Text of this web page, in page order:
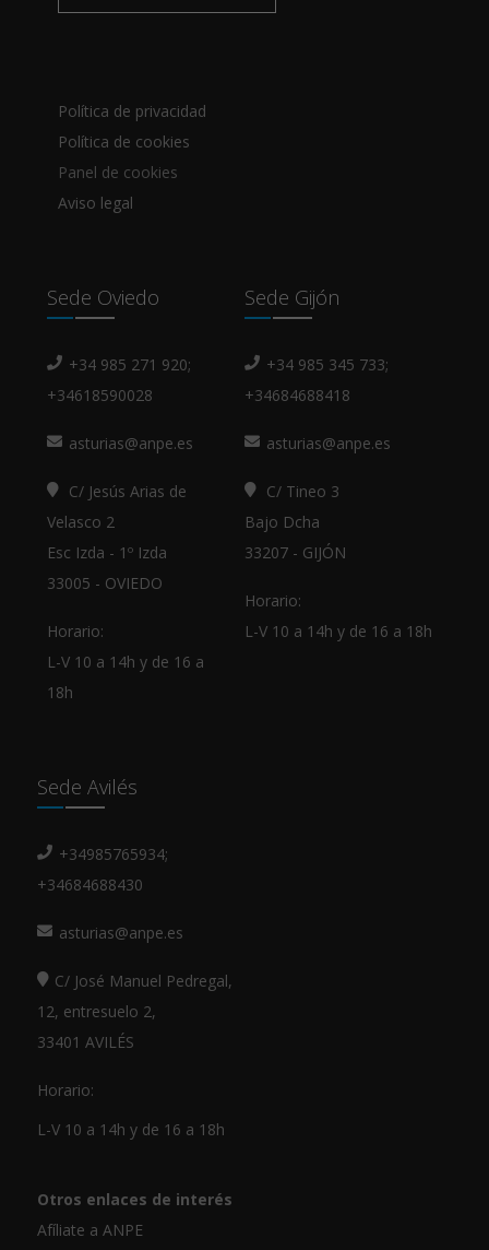
Política de privacidad
Política de cookies
Panel de cookies
Aviso legal
Sede Oviedo
+34 985 271 920;
+34618590028
asturias@anpe.es
C/ Jesús Arias de
Velasco 2
Esc Izda - 1º Izda
33005 - OVIEDO
Horario:
L-V 10 a 14h y de 16 a
18h
Sede Gijón
+34 985 345 733;
+34684688418
asturias@anpe.es
C/ Tineo 3
Bajo Dcha
33207 - GIJÓN
Horario:
L-V 10 a 14h y de 16 a 18h
Sede Avilés
+34985765934;
+34684688430
asturias@anpe.es
C/ José Manuel Pedregal,
12, entresuelo 2,
33401 AVILÉS
Horario:
L-V 10 a 14h y de 16 a 18h
Otros enlaces de interés
Afíliate a ANPE